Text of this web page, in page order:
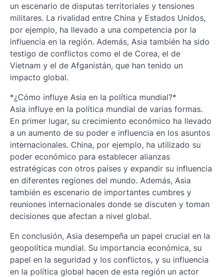
un escenario de disputas territoriales y tensiones
militares. La rivalidad entre China y Estados Unidos,
por ejemplo, ha llevado a una competencia por la
influencia en la región. Además, Asia también ha sido
testigo de conflictos como el de Corea, el de
Vietnam y el de Afganistán, que han tenido un
impacto global.
*¿Cómo influye Asia en la política mundial?*
Asia influye en la política mundial de varias formas.
En primer lugar, su crecimiento económico ha llevado
a un aumento de su poder e influencia en los asuntos
internacionales. China, por ejemplo, ha utilizado su
poder económico para establecer alianzas
estratégicas con otros países y expandir su influencia
en diferentes regiones del mundo. Además, Asia
también es escenario de importantes cumbres y
reuniones internacionales donde se discuten y toman
decisiones que afectan a nivel global.
En conclusión, Asia desempeña un papel crucial en la
geopolítica mundial. Su importancia económica, su
papel en la seguridad y los conflictos, y su influencia
en la política global hacen de esta región un actor